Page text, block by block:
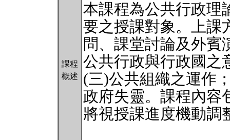
課程
概述
本課程為公共行政理
要之授課對象。上課
問、課堂討論及外賓
公共行政與行政國之
(三)公共組織之運作
政府失靈。課程內容
將視授課進度機動調